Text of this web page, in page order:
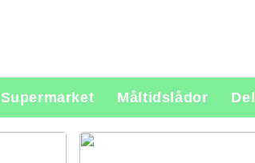
Supermarket Måltidslådor